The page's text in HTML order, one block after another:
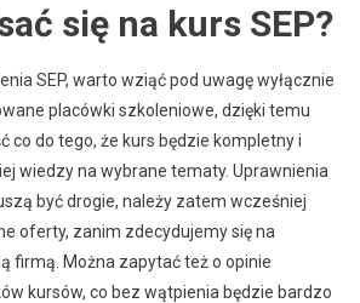
się na kurs SEP?
SEP, warto wziąć pod uwagę wyłącznie
placówki szkoleniowe, dzięki temu
co do tego, że kurs będzie kompletny i
wiedzy na wybrane tematy. Uprawnienia
być drogie, należy zatem wcześniej
oferty, zanim zdecydujemy się na
firmą. Można zapytać też o opinie
kursów, co bez wątpienia będzie bardzo